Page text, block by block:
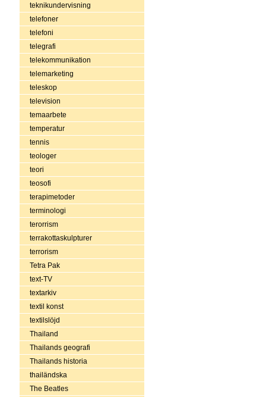
teknikundervisning
telefoner
telefoni
telegrafi
telekommunikation
telemarketing
teleskop
television
temaarbete
temperatur
tennis
teologer
teori
teosofi
terapimetoder
terminologi
terorrism
terrakottaskulpturer
terrorism
Tetra Pak
text-TV
textarkiv
textil konst
textilslöjd
Thailand
Thailands geografi
Thailands historia
thailändska
The Beatles